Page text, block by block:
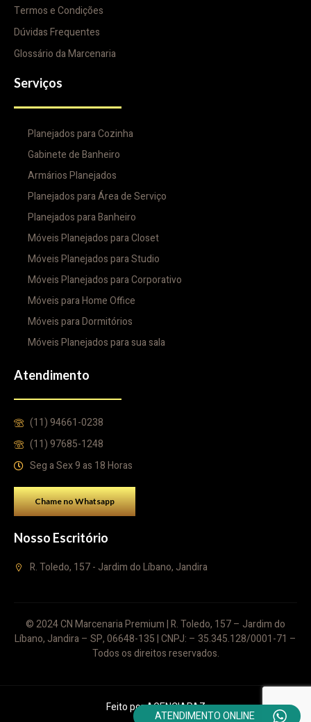
Termos e Condições
Dúvidas Frequentes
Glossário da Marcenaria
Serviços
Planejados para Cozinha
Gabinete de Banheiro
Armários Planejados
Planejados para Área de Serviço
Planejados para Banheiro
Móveis Planejados para Closet
Móveis Planejados para Studio
Móveis Planejados para Corporativo
Móveis para Home Office
Móveis para Dormitórios
Móveis Planejados para sua sala
Atendimento
(11) 94661-0238
(11) 97685-1248
Seg a Sex 9 as 18 Horas
Chame no Whatsapp
Nosso Escritório
R. Toledo, 157 - Jardim do Líbano, Jandira
© 2024 CN Marcenaria Premium | R. Toledo, 157 – Jardim do
Líbano, Jandira – SP, 06648-135 | CNPJ: – 35.345.128/0001-71 –
Todos os direitos reservados.
Feito porAGENCIAPAZ
ATENDIMENTO ONLINE